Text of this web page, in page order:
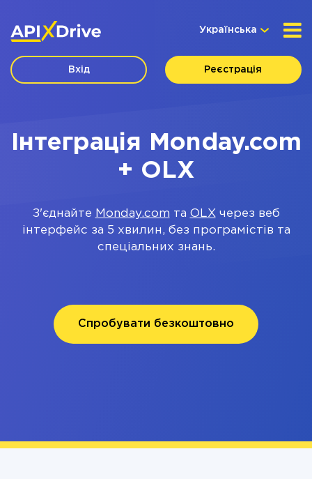
Українська
Вхід Реєстрація
Інтеграція Monday.com
+ OLX
З'єднайте Monday.com та OLXчерез веб
інтерфейс за 5 хвилин, без програмістів та
спеціальних знань.
Спробувати безкоштовно